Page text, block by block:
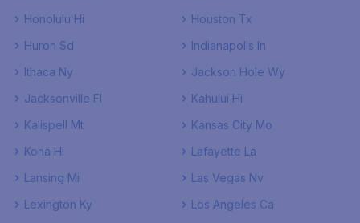
Honolulu Hi
Houston Tx
Huron Sd
Indianapolis In
Ithaca Ny
Jackson Hole Wy
Jacksonville Fl
Kahului Hi
Kalispell Mt
Kansas City Mo
Kona Hi
Lafayette La
Lansing Mi
Las Vegas Nv
Lexington Ky
Los Angeles Ca